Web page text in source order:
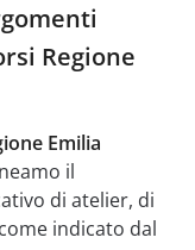
Regione
Emilia
il
di atelier, di
indicato dal